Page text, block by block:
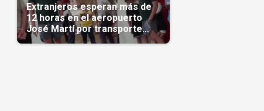
Extranjeros esperan más de
12 horas en el aeropuerto
José Martí por transporte
reservado semanas